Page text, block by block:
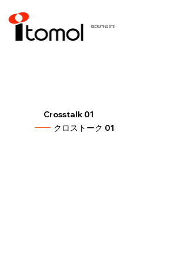
RECRUITING SITE
Crosstalk 01
クロストーク 01